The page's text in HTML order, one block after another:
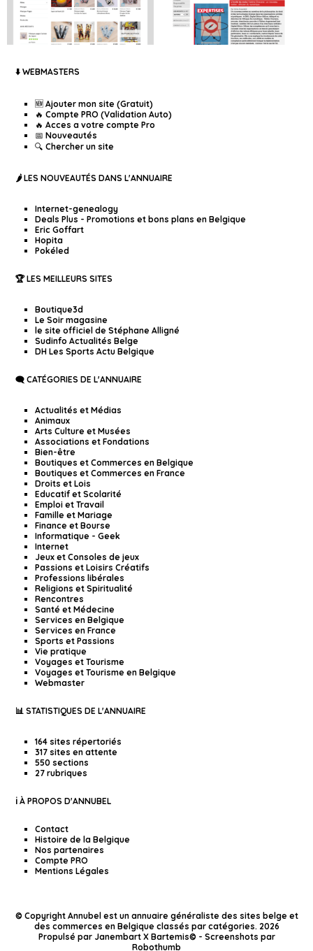
⬇️ WEBMASTERS
🆕 Ajouter mon site (Gratuit)
🔥 Compte PRO (Validation Auto)
🔥 Acces a votre compte Pro
📅 Nouveautés
🔍 Chercher un site
🌶️ LES NOUVEAUTÉS DANS L'ANNUAIRE
Internet-genealogy
Deals Plus - Promotions et bons plans en Belgique
Eric Goffart
Hopita
Pokéled
🏆 LES MEILLEURS SITES
Boutique3d
Le Soir magasine
le site officiel de Stéphane Alligné
Sudinfo Actualités Belge
DH Les Sports Actu Belgique
🗨️ CATÉGORIES DE L'ANNUAIRE
Actualités et Médias
Animaux
Arts Culture et Musées
Associations et Fondations
Bien-être
Boutiques et Commerces en Belgique
Boutiques et Commerces en France
Droits et Lois
Educatif et Scolarité
Emploi et Travail
Famille et Mariage
Finance et Bourse
Informatique - Geek
Internet
Jeux et Consoles de jeux
Passions et Loisirs Créatifs
Professions libérales
Religions et Spiritualité
Rencontres
Santé et Médecine
Services en Belgique
Services en France
Sports et Passions
Vie pratique
Voyages et Tourisme
Voyages et Tourisme en Belgique
Webmaster
📊 STATISTIQUES DE L'ANNUAIRE
164 sites répertoriés
317 sites en attente
550 sections
27 rubriques
ℹ️ À PROPOS D'ANNUBEL
Contact
Histoire de la Belgique
Nos partenaires
Compte PRO
Mentions Légales
© Copyright Annubel est un annuaire généraliste des sites belge et
des commerces en Belgique classés par catégories. 2026
Propulsé par Janembart X Bartemis© - Screenshots par
Robothumb